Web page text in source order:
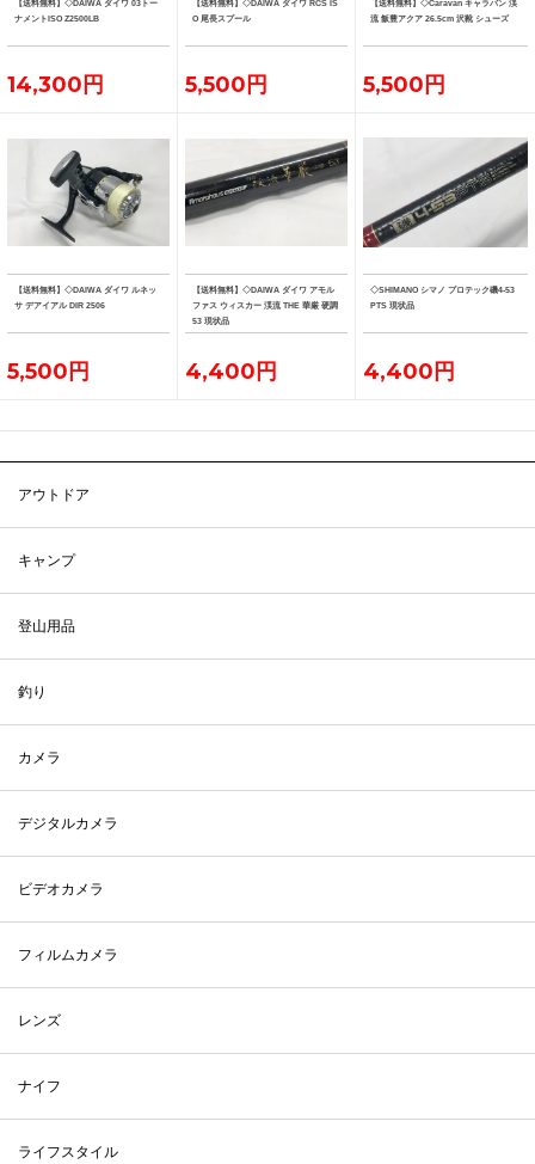
【送料無料】◇DAIWA ダイワ 03トー
ナメントISO Z2500LB
14,300円
【送料無料】◇DAIWA ダイワ RCS IS
O 尾長スプール
5,500円
【送料無料】◇Caravan キャラバン 渓
流 飯豊アクア 26.5cm 沢靴 シューズ
5,500円
【送料無料】◇DAIWA ダイワ ルネッ
サ デアイアル DIR 2506
5,500円
【送料無料】◇DAIWA ダイワ アモル
ファス ウィスカー 渓流 THE 華厳 硬調
53 現状品
4,400円
◇SHIMANO シマノ プロテック磯4-53
PTS 現状品
4,400円
アウトドア
キャンプ
登山用品
釣り
カメラ
デジタルカメラ
ビデオカメラ
フィルムカメラ
レンズ
ナイフ
ライフスタイル